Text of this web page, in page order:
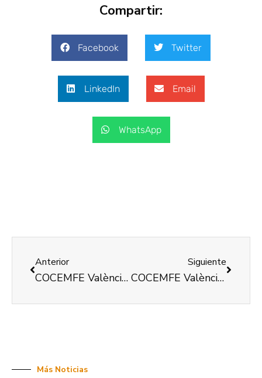
Compartir:
Facebook Twitter
LinkedIn Email
WhatsApp
Anterior
COCEMFE València està desenvolupant el Projecte Foment de l’Autonomia Personal per a persones amb gran discapacitat física
Siguiente
COCEMFE València desenvoluparà el projecte foment de l’autonomia personal per a persones amb gran discapacitat física o orgànica
Más Noticias